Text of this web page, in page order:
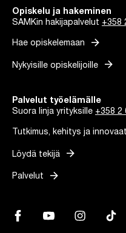
Opiskelu ja hakeminen
SAMKin hakijapalvelut +358
Hae opiskelemaan arrow_forward
Nykyisille opiskelijoille arrow_forward
Palvelut työelämälle
Suora linja yrityksille +358 2
Tutkimus, kehitys ja
Löydä tekijä arrow_forward
Palvelut arrow_forward
Facebook, Linkki avautuu
YouTube, Linkki
Instagram,